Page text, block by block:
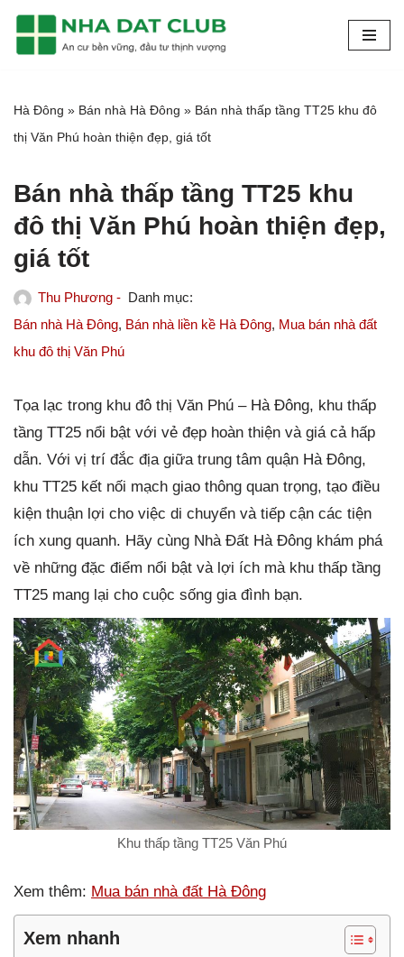
Chuyển
nội
dung
Hà Đông » Bán nhà Hà Đông » Bán nhà thấp tầng TT25 khu đô
thị Văn Phú hoàn thiện đẹp, giá tốt
Bán nhà thấp tầng TT25 khu
đô thị Văn Phú hoàn thiện đẹp,
giá tốt
Thu Phương -
Bán nhà Hà Đông, Bán nhà liền kề Hà Đông, Mua bán nhà đất
khu đô thị Văn Phú
Tọa lạc trong khu đô thị Văn Phú – Hà Đông, khu thấp
tầng TT25 nổi bật với vẻ đẹp hoàn thiện và giá cả hấp
dẫn. Với vị trí đắc địa giữa trung tâm quận Hà Đông,
khu TT25 kết nối mạch giao thông quan trọng, tạo điều
kiện thuận lợi cho việc di chuyển và tiếp cận các tiện
ích xung quanh. Hãy cùng Nhà Đất Hà Đông khám phá
về những đặc điểm nổi bật và lợi ích mà khu thấp tầng
TT25 mang lại cho cuộc sống gia đình bạn.
Khu thấp tầng TT25 Văn Phú
Xem thêm: Mua bán nhà đất Hà Đông
Xem nhanh